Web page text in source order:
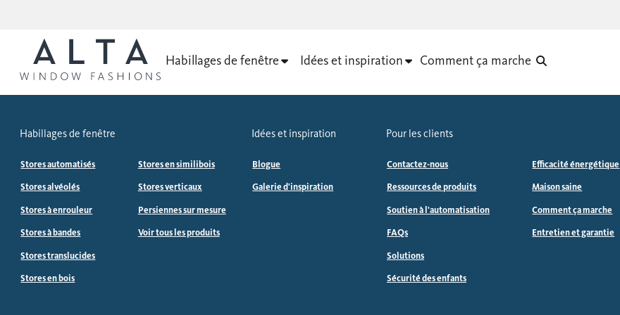
Habillages de fenêtre Idées et inspiration Comment ça marche
Habillages de fenêtre
Stores automatisés
Stores alvéolés
Stores à enrouleur
Stores à bandes
Stores translucides
Stores en bois
Stores en similibois
Stores verticaux
Persiennes sur mesure
Voir tous les produits
Idées et inspiration
Blogue
Galerie d'inspiration
Pour les clients
Contactez-nous
Ressources de produits
Soutien à l'automatisation
FAQs
Solutions
Sécurité des enfants
Efficacité énergétique
Maison saine
Comment ça marche
Entretien et garantie